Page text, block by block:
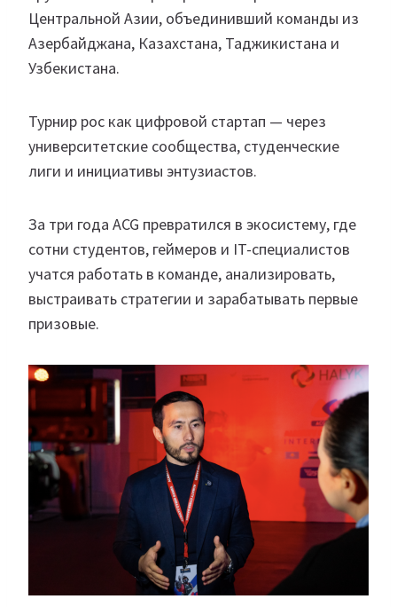
Центральной Азии, объединивший команды из
Азербайджана, Казахстана, Таджикистана и
Узбекистана.
Турнир рос как цифровой стартап — через
университетские сообщества, студенческие
лиги и инициативы энтузиастов.
За три года ACG превратился в экосистему, где
сотни студентов, геймеров и IT-специалистов
учатся работать в команде, анализировать,
выстраивать стратегии и зарабатывать первые
призовые.